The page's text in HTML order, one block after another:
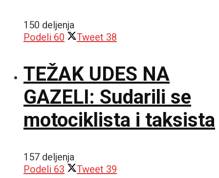
150 deljenja
Podeli 60 Tweet 38
TEŽAK UDES NA
GAZELI: Sudarili se
motociklista i taksista
157 deljenja
Podeli 63 Tweet 39